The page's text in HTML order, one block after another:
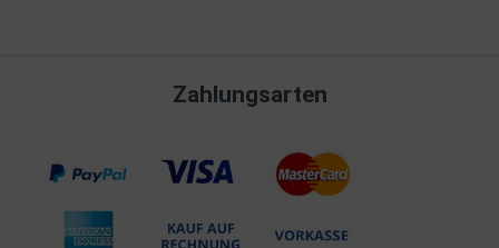
Zahlungsarten